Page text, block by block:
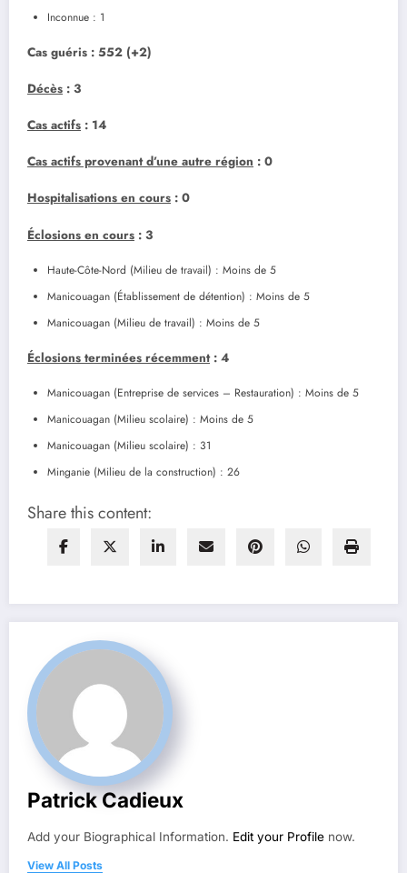
Inconnue : 1
Cas guéris : 552 (+2)
Décès : 3
Cas actifs : 14
Cas actifs provenant d’une autre région : 0
Hospitalisations en cours : 0
Éclosions en cours : 3
Haute-Côte-Nord (Milieu de travail) : Moins de 5
Manicouagan (Établissement de détention) : Moins de 5
Manicouagan (Milieu de travail) : Moins de 5
Éclosions terminées récemment: 4
Manicouagan (Entreprise de services – Restauration) : Moins de 5
Manicouagan (Milieu scolaire) : Moins de 5
Manicouagan (Milieu scolaire) : 31
Minganie (Milieu de la construction) : 26
Share this content:
Patrick Cadieux
Add your Biographical Information. Edit your Profile now.
View All Posts